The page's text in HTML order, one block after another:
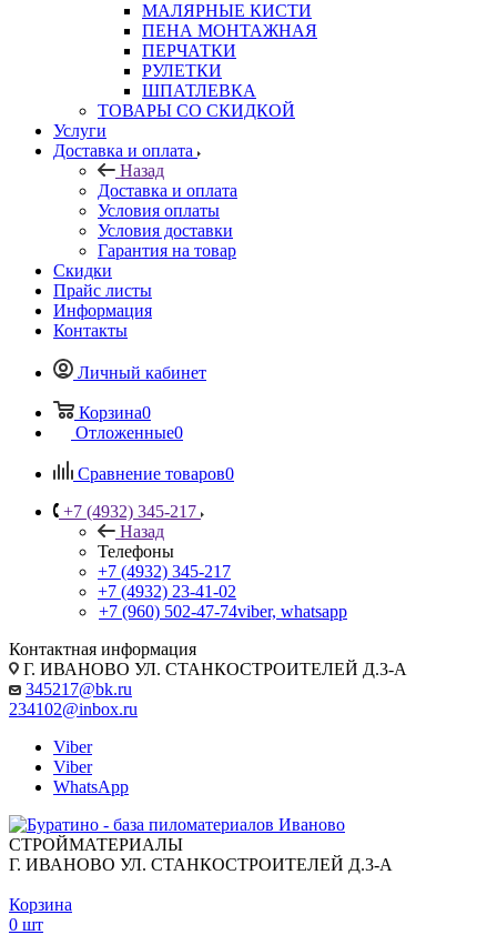
МАЛЯРНЫЕ КИСТИ
ПЕНА МОНТАЖНАЯ
ПЕРЧАТКИ
РУЛЕТКИ
ШПАТЛЕВКА
ТОВАРЫ СО СКИДКОЙ
Услуги
Доставка и оплата
Назад
Доставка и оплата
Условия оплаты
Условия доставки
Гарантия на товар
Скидки
Прайс листы
Информация
Контакты
Личный кабинет
Корзина0
Отложенные0
Сравнение товаров0
+7 (4932) 345-217
Назад
Телефоны
+7 (4932) 345-217
+7 (4932) 23-41-02
+7 (960) 502-47-74viber, whatsapp
Контактная информация
Г. ИВАНОВО УЛ. СТАНКОСТРОИТЕЛЕЙ Д.3-А
345217@bk.ru
234102@inbox.ru
Viber
Viber
WhatsApp
СТРОЙМАТЕРИАЛЫ
Г. ИВАНОВО УЛ. СТАНКОСТРОИТЕЛЕЙ Д.3-А
Корзина
0 шт